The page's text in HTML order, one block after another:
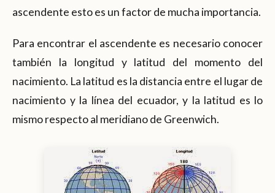
ascendente esto es un factor de mucha importancia.
Para encontrar el ascendente es necesario conocer
también la longitud y latitud del momento del
nacimiento. La latitud es la distancia entre el lugar de
nacimiento y la línea del ecuador, y la latitud es lo
mismo respecto al meridiano de Greenwich.